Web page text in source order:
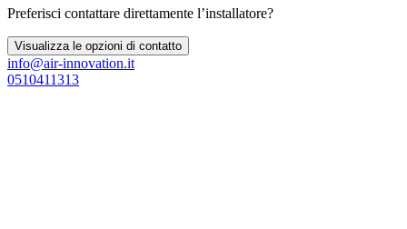
Preferisci contattare direttamente l’installatore?
Visualizza le opzioni di contatto
info@air-innovation.it
0510411313